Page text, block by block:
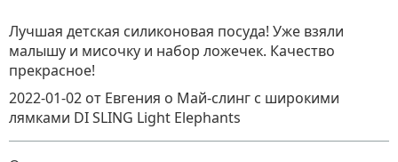
Лучшая детская силиконовая посуда! Уже взяли
малышу и мисочку и набор ложечек. Качество
прекрасное!
2022-01-02 от Евгения о Май-слинг с широкими
лямками DI SLING Light Elephants